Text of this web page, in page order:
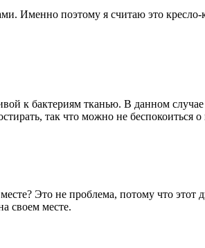
Именно поэтому я считаю это
к бактериям тканью. В данном
так что можно не беспокоиться
Это не проблема, потому что
своем месте.